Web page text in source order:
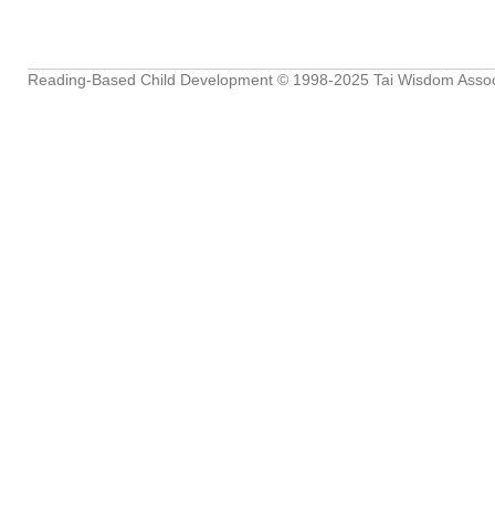
Reading-Based Child Development © 1998-2025 Tai Wisdom